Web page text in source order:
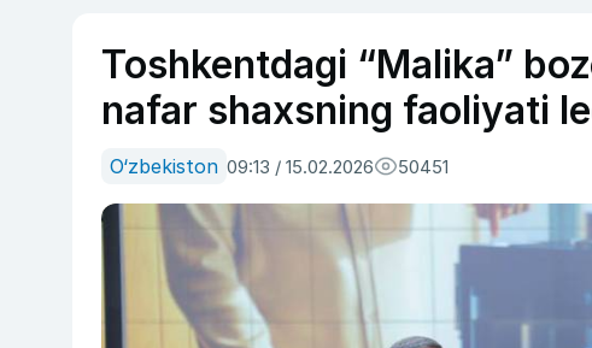
Toshkentdagi “Malika”
nafar shaxsning faoliyati
O‘zbekiston 09:13 / 15.02.2026 50451